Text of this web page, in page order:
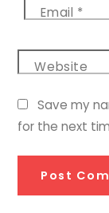
Email *
Website
Save my
for the next